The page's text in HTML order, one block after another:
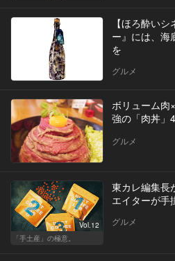
【ほろ酔い
ー』には、海
を
グルメ
ボリューム肉
強の「肉丼」
グルメ
Vol.12
「手土産」の極意。
東カレ編集長
エイターが手
グルメ